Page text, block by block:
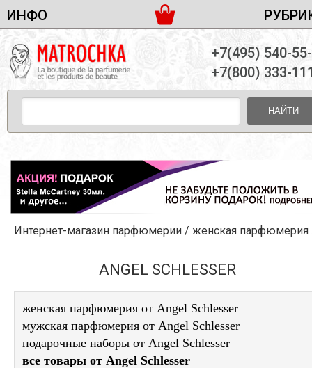
ИНФО
ДОСТАВКА И ОПЛАТА
ПАРТНЕРСТВО
КОНТАКТЫ
ЖЕНСКАЯ ПАРФЮМЕРИЯ
МУЖСКАЯ ПАРФЮМЕРИЯ
УНИСЕКС ПАРФЮМЕРИЯ
ЖЕНСКИЕ НАБОРЫ
МУЖСКИЕ НАБОРЫ
УНИСЕКС НАБОРЫ
УХОД ЗА ЛИЦОМ
УХОД ЗА ТЕЛОМ
ДЕКОРАТИВНАЯ КОСМЕТИКА
+7(495) 540-
+7(800) 333-
НАЙТИ
Интернет-магазин парфюмерии / женская парфюмерия
ANGEL SCHLESSER
женская парфюмерия от Angel Schlesser
мужская парфюмерия от Angel Schlesser
подарочные наборы от Angel Schlesser
все товары от Angel Schlesser